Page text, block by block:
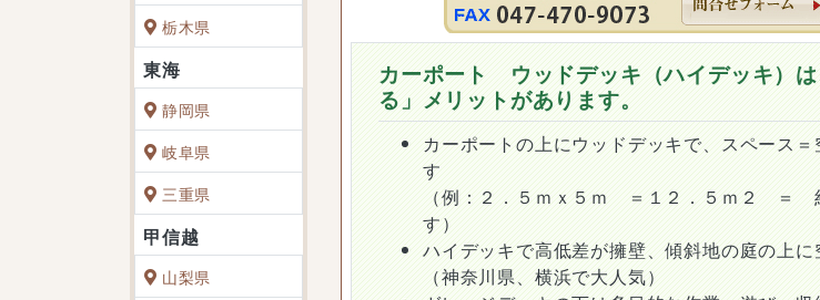
栃木県
静岡県
岐阜県
三重県
山梨県
カーポート ウッドデッキ（ハイデッキ）
る」メリットがあります。
カーポートの上にウッドデッキで、スペース
す
（例：２．５ｍｘ５ｍ ＝１２．５ｍ２ ＝
す）
ハイデッキで高低差が擁壁、傾斜地の庭の上
（神奈川県、横浜で大人気）